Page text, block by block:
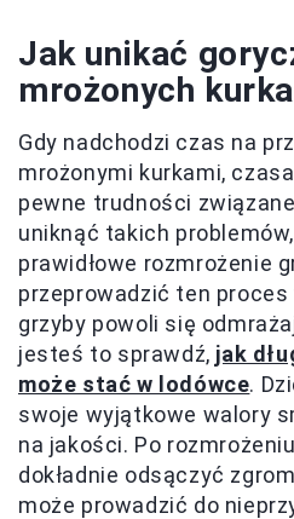
Jak unikać
mrożonych
Gdy nadchodzi czas na
mrożonymi kurkami,
pewne trudności
uniknąć takich
prawidłowe rozmrożenie
przeprowadzić ten proces
grzyby powoli się
jesteś to sprawdź, jak
może stać w lodówce.
swoje wyjątkowe walory
na jakości. Po
dokładnie odsączyć
może prowadzić do